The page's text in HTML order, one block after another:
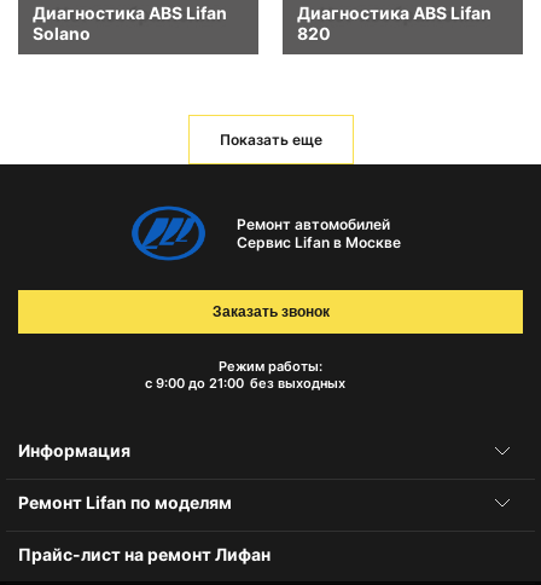
Диагностика ABS Lifan
Solano
Диагностика ABS Lifan
820
Показать еще
Ремонт автомобилей
Сервис Lifan в Москве
Режим работы:
с 9:00 до 21:00 без выходных
Заказать звонок
Информация
Ремонт Lifan по моделям
Прайс-лист на ремонт Лифан